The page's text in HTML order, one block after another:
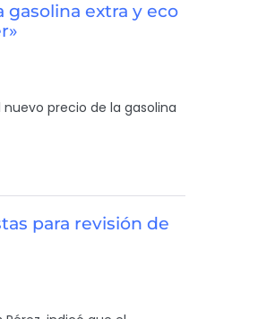
extra y eco
precio de la gasolina
para revisión de